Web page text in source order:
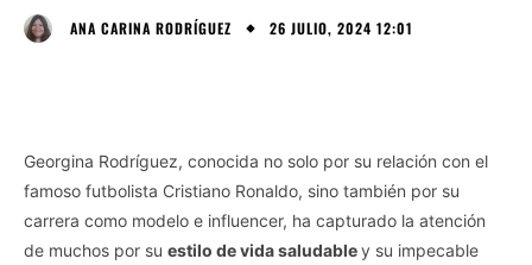
ANA CARINA RODRÍGUEZ 26 JULIO, 2024 12:01
Georgina Rodríguez, conocida no solo por su relación con el
famoso futbolista Cristiano Ronaldo, sino también por su
carrera como modelo e influencer, ha capturado la atención
de muchos por su estilo de vida saludabley su impecable